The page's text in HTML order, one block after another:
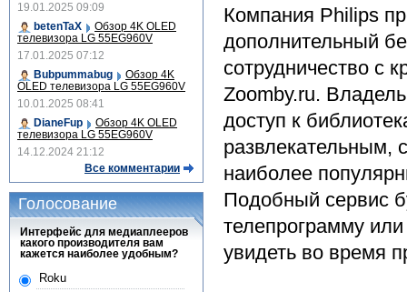
Компания Philips
дополнительный
сотрудничество с
Zoomby.ru.
доступ к
наиболее
Подобный сервис
телепрограмму
увидеть во время
19.01.2025 09:09
betenTaX
Обзор 4K OLED
телевизора LG 55EG960V
17.01.2025 07:12
Bubpummabug
Обзор 4K
OLED телевизора LG 55EG960V
10.01.2025 08:41
DianeFup
Обзор 4K OLED
телевизора LG 55EG960V
14.12.2024 21:12
Все комментарии
Голосование
Интерфейс для медиаплееров
какого производителя вам
кажется наиболее удобным?
Roku